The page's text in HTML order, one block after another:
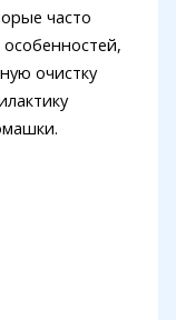
часто
очистку